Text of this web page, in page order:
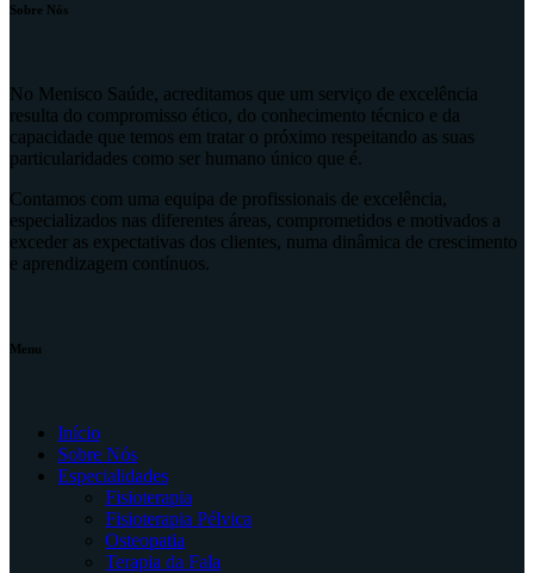
Sobre Nós
No Menisco Saúde, acreditamos que um serviço de excelência
resulta do compromisso ético, do conhecimento técnico e da
capacidade que temos em tratar o próximo respeitando as suas
particularidades como ser humano único que é.
Contamos com uma equipa de profissionais de excelência,
especializados nas diferentes áreas, comprometidos e motivados a
exceder as expectativas dos clientes, numa dinâmica de crescimento
e aprendizagem contínuos.
Menu
Início
Sobre Nós
Especialidades
Fisioterapia
Fisioterapia Pélvica
Osteopatia
Terapia da Fala